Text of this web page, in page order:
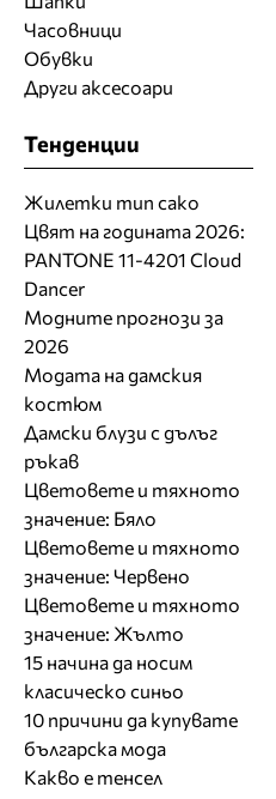
Часовници
Обувки
Други аксесоари
Тенденции
Жилетки тип сако
Цвят на годината 2026:
PANTONE 11-4201 Cloud
Dancer
Модните прогнози за
2026
Модата на дамския
костюм
Дамски блузи с дълъг
ръкав
Цветовете и тяхното
значение: Бяло
Цветовете и тяхното
значение: Червено
Цветовете и тяхното
значение: Жълто
15 начина да носим
класическо синьо
10 причини да купувате
българска мода
Какво е тенсел